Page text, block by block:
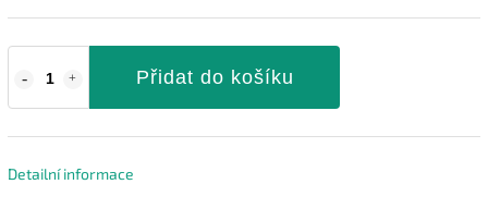
Přidat do košíku
Detailní informace